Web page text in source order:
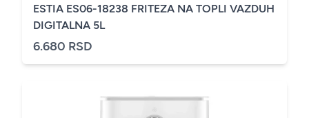
ESTIA ES06-18238 FRITEZA NA TOPLI VAZDUH
DIGITALNA 5L
6.680 RSD